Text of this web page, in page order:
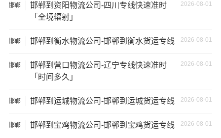
如不遵守运输规定、不保障货物安全等；
可能需要支付额外的费用来修复或替换物品，导致经济损
邯郸 2026-08-01
邯郸到资阳物流公司-四川专线快速准时
「全境辐射」
邯郸 2026-08-01
邯郸到衡水物流公司-邯郸到衡水货运专线
邯郸 2026-08-01
邯郸到营口物流公司-辽宁专线快速准时
「时间多久」
邯郸 2026-08-01
邯郸到运城物流公司-邯郸到运城货运专线
邯郸 2026-08-01
邯郸到宝鸡物流公司-邯郸到宝鸡货运专线